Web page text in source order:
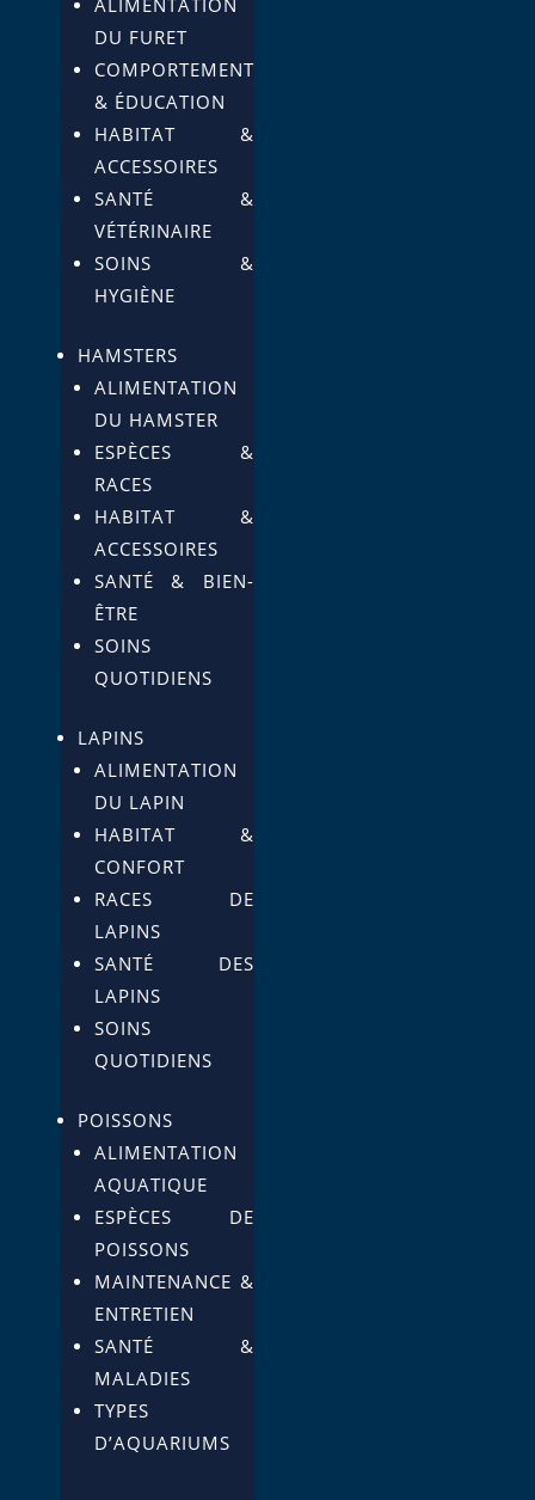
ALIMENTATION
DU FURET
COMPORTEMENT
& ÉDUCATION
HABITAT &
ACCESSOIRES
SANTÉ &
VÉTÉRINAIRE
SOINS &
HYGIÈNE
HAMSTERS
ALIMENTATION
DU HAMSTER
ESPÈCES &
RACES
HABITAT &
ACCESSOIRES
SANTÉ & BIEN-
ÊTRE
SOINS
QUOTIDIENS
LAPINS
ALIMENTATION
DU LAPIN
HABITAT &
CONFORT
RACES DE
LAPINS
SANTÉ DES
LAPINS
SOINS
QUOTIDIENS
POISSONS
ALIMENTATION
AQUATIQUE
ESPÈCES DE
POISSONS
MAINTENANCE &
ENTRETIEN
SANTÉ &
MALADIES
TYPES
D’AQUARIUMS